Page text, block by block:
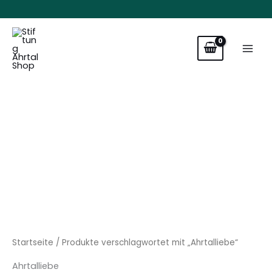
springen
Startseite / Produkte verschlagwortet mit „Ahrtalliebe“
Ahrtalliebe